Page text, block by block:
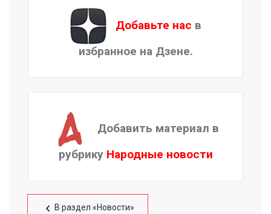
Добавьте нас в
избранное на Дзене.
Добавить материал в
рубрику Народные новости
В раздел «Новости»